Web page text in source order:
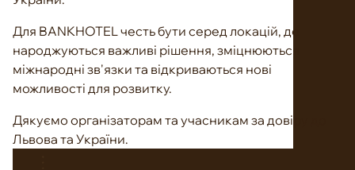
Для BANKHOTEL честь бути серед локацій, де
народжуються важливі рішення, зміцнюються
міжнародні зв'язки та відкриваються нові
можливості для розвитку.
Дякуємо організаторам та учасникам за довіру до
Львова та України.